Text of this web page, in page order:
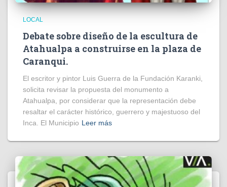
LOCAL
Debate sobre diseño de la escultura de
Atahualpa a construirse en la plaza de
Caranqui.
El escritor y pintor Luis Guerra de la Fundación Karanki,
solicita revisar la propuesta del monumento a
Atahualpa, por considerar que la representación debe
resaltar el carácter histórico, guerrero y majestuoso del
Inca. El Municipio Leer más